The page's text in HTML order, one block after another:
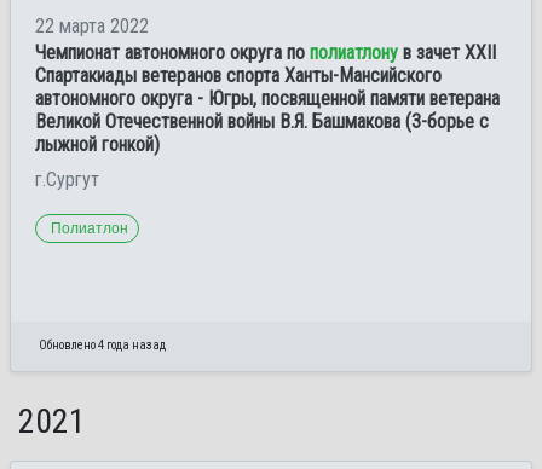
22 марта 2022
Чемпионат автономного округа по полиатлону в зачет XXII
Спартакиады ветеранов спорта Ханты-Мансийского
автономного округа - Югры, посвященной памяти ветерана
Великой Отечественной войны В.Я. Башмакова (3-борье с
лыжной гонкой)
г.Сургут
Полиатлон
Обновлено 4 года назад
2021